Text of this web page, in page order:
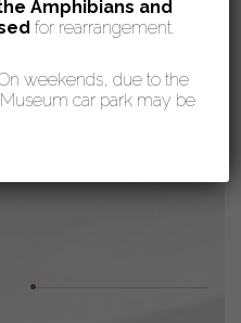
Amphibians and
for rearrangement.
weekends, due to the
car park may be